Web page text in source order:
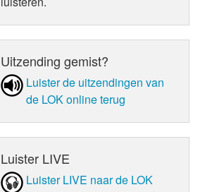
Uitzending gemist?
Luister de uit­zen­din­gen van
de LOK online terug
Luister LIVE
Luister LIVE naar de LOK